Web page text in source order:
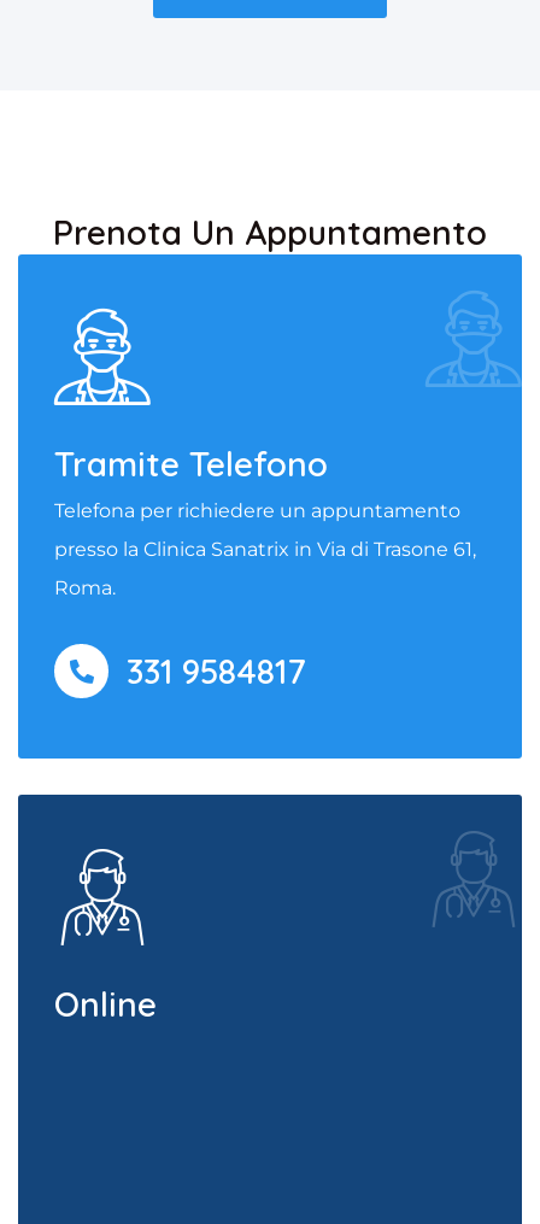
Prenota Un Appuntamento
Tramite Telefono
Telefona per richiedere un appuntamento
presso la Clinica Sanatrix in Via di Trasone 61,
Roma.
331 9584817
Online